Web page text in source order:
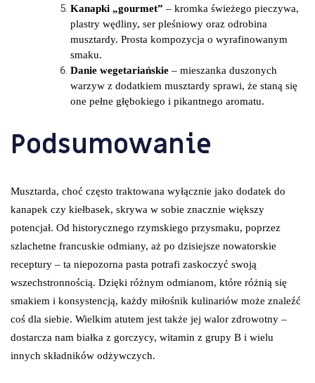
Kanapki „gourmet” – kromka świeżego pieczywa,
plastry wędliny, ser pleśniowy oraz odrobina
musztardy. Prosta kompozycja o wyrafinowanym
smaku.
Danie wegetariańskie – mieszanka duszonych
warzyw z dodatkiem musztardy sprawi, że staną się
one pełne głębokiego i pikantnego aromatu.
Podsumowanie
Musztarda, choć często traktowana wyłącznie jako dodatek do
kanapek czy kiełbasek, skrywa w sobie znacznie większy
potencjał. Od historycznego rzymskiego przysmaku, poprzez
szlachetne francuskie odmiany, aż po dzisiejsze nowatorskie
receptury – ta niepozorna pasta potrafi zaskoczyć swoją
wszechstronnością. Dzięki różnym odmianom, które różnią się
smakiem i konsystencją, każdy miłośnik kulinariów może znaleźć
coś dla siebie. Wielkim atutem jest także jej walor zdrowotny –
dostarcza nam białka z gorczycy, witamin z grupy B i wielu
innych składników odżywczych.